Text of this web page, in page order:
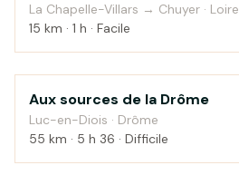
La Chapelle-Villars → Chuyer · Loire
15 km · 1 h · Facile
Montagne
Aux sources de la Drôme
Luc-en-Diois · Drôme
55 km · 5 h 36 · Difficile